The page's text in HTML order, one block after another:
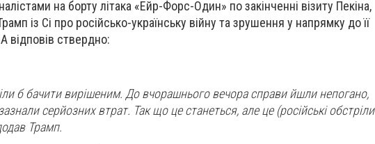
на борту літака «Ейр-Форс-Один» по закінченні візиту Пекіна,
із Сі про російсько-українську війну та зрушення у напрямку до її
відповів ствердно:
б бачити вирішеним. До вчорашнього вечора справи йшли непогано,
серйозних втрат. Так що це станеться, але це (російські обстріли
Трамп.